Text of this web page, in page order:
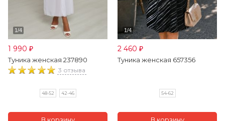
1 990 ₽
Туника женская 237890
3 отзыва
48-52 42-46
2 460 ₽
Туника женская 657356
54-62